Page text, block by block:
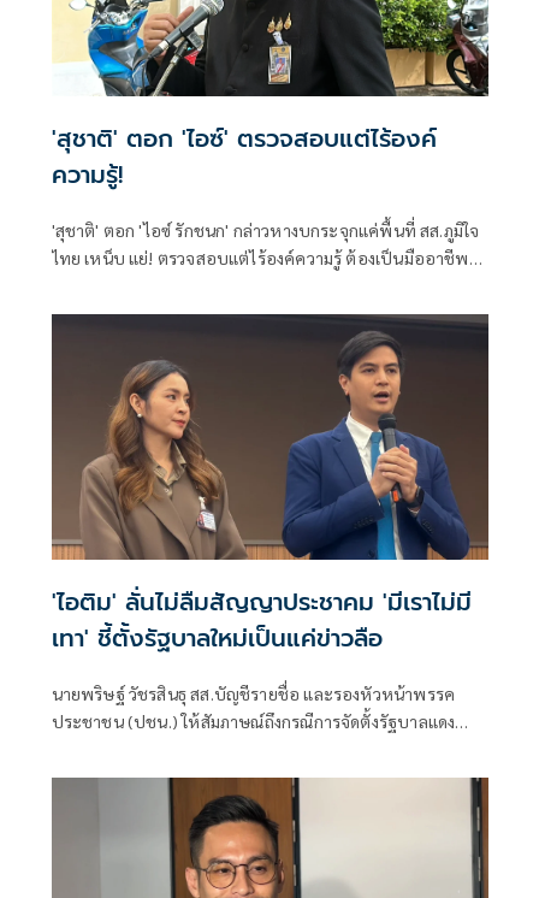
'สุชาติ' ตอก 'ไอซ์' ตรวจสอบแต่ไร้องค์
ความรู้!
'สุชาติ' ตอก 'ไอซ์ รักชนก' กล่าวหางบกระจุกแค่พื้นที่ สส.ภูมิใจ
ไทย เหน็บ แย่! ตรวจสอบแต่ไร้องค์ความรู้ ต้องเป็นมืออาชีพ
ชอบ
'ไอติม' ลั่นไม่ลืมสัญญาประชาคม 'มีเราไม่มี
เทา' ชี้ตั้งรัฐบาลใหม่เป็นแค่ข่าวลือ
นายพริษฐ์ วัชรสินธุ สส.บัญชีรายชื่อ และรองหัวหน้าพรรค
ประชาชน (ปชน.) ให้สัมภาษณ์ถึงกรณีการจัดตั้งรัฐบาลแดง
พรรคกล้าธรรม ก็ระบุว่าลืมไปหมดแล้วที่เคยพูดว่า “มีเราไม่มี
เทา” จะเป็นการเปิดโอกาสให้ส้มเข้าร่วมรัฐบาลหรือไม่ ว่า ตอน
นี้ตั้งอยู่บนสมมติฐานหลายอย่างมาก ซึ่งก็ยังไม่ได้มีการยืนยันใน